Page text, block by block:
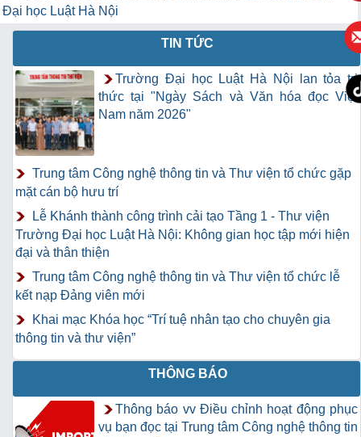
Đại học Luật Hà Nội
TIN TỨC
Trường Đại học Luật Hà Nội lan tỏa tri
thức tại "Ngày Sách và Văn hóa đọc Việt
Nam năm 2026"
Trung tâm Công nghệ thông tin và Thư viện tổ chức gặp
mặt cán bộ hưu trí
Lễ Khánh thành công trình cải tạo Tầng 1 - Thư viện
Trường Đại học Luật Hà Nội: Không gian học tập mới hiện
đại và thân thiện
Trung tâm Công nghệ thông tin và Thư viện tổ chức lễ
kết nạp Đảng viên mới
Khai mạc Khóa học “Trí tuệ nhân tạo cho chuyên gia
thông tin và thư viện”
THÔNG BÁO
Thông báo vv Điều chỉnh hoạt động phục
vụ bạn đọc tại Trung tâm Công nghệ thông tin